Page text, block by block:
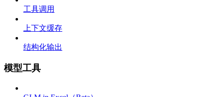
工具调用
上下文缓存
结构化输出
模型工具